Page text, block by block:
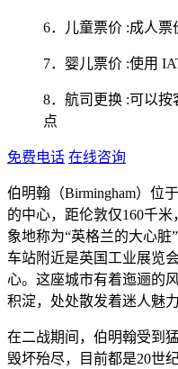
6．儿童票价 :成人票
7．婴儿票价 :使用
8．航司更换 :可以
点
免费电话 在线咨询
伯明翰（Birmingham）位
的中心，距伦敦仅160千
象地称为“英格兰的大心
车站附近是英国工业展览
心。这座城市有着迤逦的
积淀，处处散发着迷人魅力
在二战期间，伯明翰受到
毁坏殆尽，目前都是20世